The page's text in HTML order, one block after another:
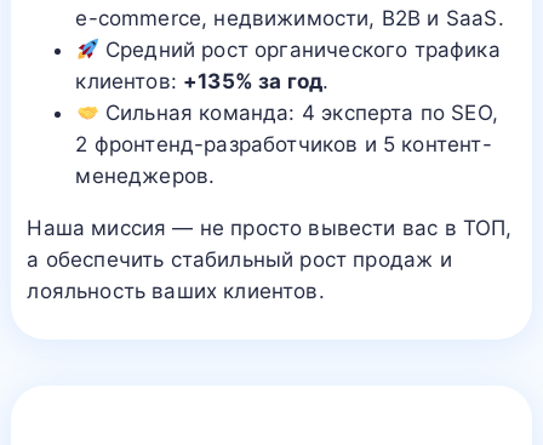
e-commerce, недвижимости, B2B и SaaS.
Средний рост органического трафика
клиентов: +135% за год.
Сильная команда: 4 эксперта по SEO,
2 фронтенд-разработчиков и 5 контент-
менеджеров.
Наша миссия — не просто вывести вас в ТОП,
а обеспечить стабильный рост продаж и
лояльность ваших клиентов.